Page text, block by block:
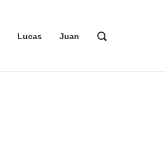
Lucas Juan
ABRIR
DE